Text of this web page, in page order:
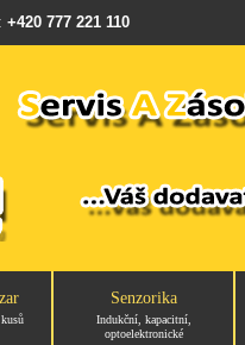
+420 777 221 110
Senzorika
Indukční, kapacitní,
optoelektronické